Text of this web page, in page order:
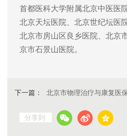
首都医科大学附属北京中医医
北京天坛医院、北京世纪坛医
北京市房山区良乡医院
北京
京市石景山医院。
下一篇： 北京市物理治疗与康复医
分享到: